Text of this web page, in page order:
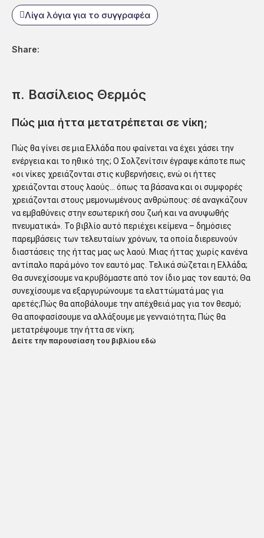
Λίγα λόγια για το συγγραφέα
Share:
π. Βασίλειος Θερμός
Πώς μια ήττα μετατρέπεται σε νίκη;
Πώς θα γίνει σε μια Ελλάδα που φαίνεται να έχει χάσει την
ενέργεια και το ηθικό της; Ο Σολζενίτσιν έγραψε κάποτε πως
«οι νίκες χρειάζονται στις κυβερνήσεις, ενώ οι ήττες
χρειάζονται στους λαούς… όπως τα βάσανα και οι συμφορές
χρειάζονται στους μεμονωμένους ανθρώπους: σέ αναγκάζουν
να εμβαθύνεις στην εσωτερική σου ζωή και να ανυψωθής
πνευματικά». Το βιβλίο αυτό περιέχει κείμενα – δημόσιες
παρεμβάσεις των τελευταίων χρόνων, τα οποία διερευνούν
διαστάσεις της ήττας μας ως λαού. Μιας ήττας χωρίς κανένα
αντίπαλο παρά μόνο τον εαυτό μας. Τελικά σώζεται η Ελλάδα;
Θα συνεχίσουμε να κρυβόμαστε από τον ίδιο μας τον εαυτό; Θα
συνεχίσουμε να εξαργυρώνουμε τα ελαττώματά μας για
αρετές;Πώς θα αποβάλουμε την απέχθειά μας για τον θεσμό;
Θα αποφασίσουμε να αλλάξουμε με γενναιότητα; Πώς θα
μετατρέψουμε την ήττα σε νίκη;
Δείτε την παρουσίαση του βιβλίου εδώ